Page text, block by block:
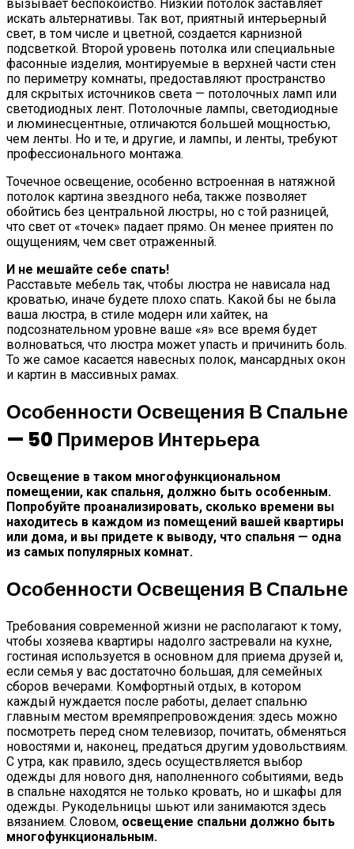
вызывает беспокойство. Низкий потолок заставляет
искать альтернативы. Так вот, приятный интерьерный
свет, в том числе и цветной, создается карнизной
подсветкой. Второй уровень потолка или специальные
фасонные изделия, монтируемые в верхней части стен
по периметру комнаты, предоставляют пространство
для скрытых источников света — потолочных ламп или
светодиодных лент. Потолочные лампы, светодиодные
и люминесцентные, отличаются большей мощностью,
чем ленты. Но и те, и другие, и лампы, и ленты, требуют
профессионального монтажа.
Точечное освещение, особенно встроенная в натяжной
потолок картина звездного неба, также позволяет
обойтись без центральной люстры, но с той разницей,
что свет от «точек» падает прямо. Он менее приятен по
ощущениям, чем свет отраженный.
И не мешайте себе спать!
Расставьте мебель так, чтобы люстра не нависала над
кроватью, иначе будете плохо спать. Какой бы не была
ваша люстра, в стиле модерн или хайтек, на
подсознательном уровне ваше «я» все время будет
волноваться, что люстра может упасть и причинить боль.
То же самое касается навесных полок, мансардных окон
и картин в массивных рамах.
Особенности Освещения В Спальне
— 50 Примеров Интерьера
Освещение в таком многофункциональном
помещении, как спальня, должно быть особенным.
Попробуйте проанализировать, сколько времени вы
находитесь в каждом из помещений вашей квартиры
или дома, и вы придете к выводу, что спальня — одна
из самых популярных комнат.
Особенности Освещения В Спальне
Требования современной жизни не располагают к тому,
чтобы хозяева квартиры надолго застревали на кухне,
гостиная используется в основном для приема друзей и,
если семья у вас достаточно большая, для семейных
сборов вечерами. Комфортный отдых, в котором
каждый нуждается после работы, делает спальню
главным местом времяпрепровождения: здесь можно
посмотреть перед сном телевизор, почитать, обменяться
новостями и, наконец, предаться другим удовольствиям.
С утра, как правило, здесь осуществляется выбор
одежды для нового дня, наполненного событиями, ведь
в спальне находятся не только кровать, но и шкафы для
одежды. Рукодельницы шьют или занимаются здесь
вязанием. Словом, освещение спальни должно быть
многофункциональным.